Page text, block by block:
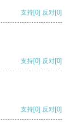
支持[0] 反对[0]
支持[0] 反对[0]
支持[0] 反对[0]